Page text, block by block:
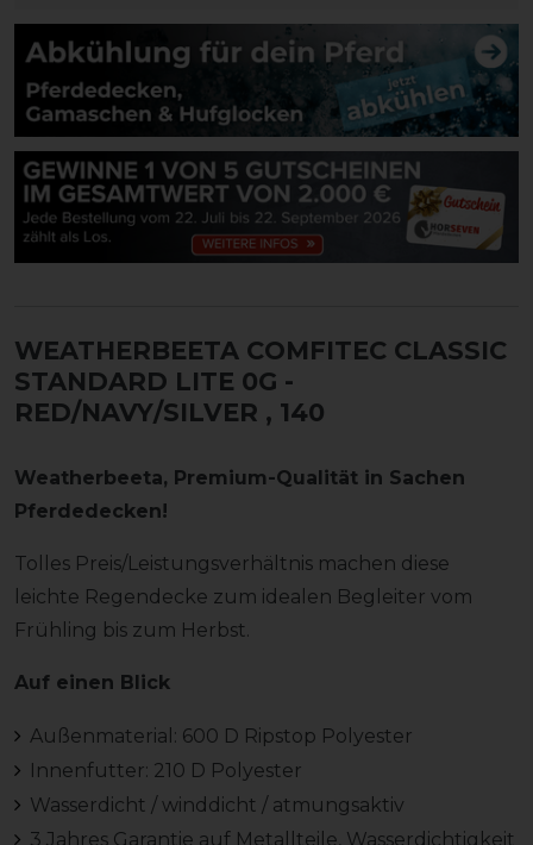
WEATHERBEETA COMFITEC CLASSIC
STANDARD LITE 0G -
RED/NAVY/SILVER , 140
Weatherbeeta, Premium-Qualität in Sachen
Pferdedecken!
Tolles Preis/Leistungsverhältnis machen diese
leichte Regendecke zum idealen Begleiter vom
Frühling bis zum Herbst.
Auf einen Blick
Außenmaterial: 600 D Ripstop Polyester
Innenfutter: 210 D Polyester
Wasserdicht / winddicht / atmungsaktiv
3 Jahres Garantie auf Metallteile, Wasserdichtigkeit